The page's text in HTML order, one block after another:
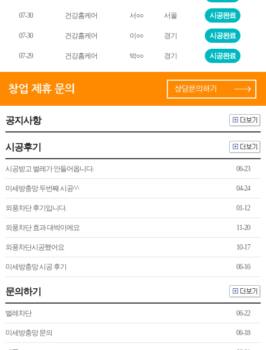
07-30 건강홈케어 서○○ 서울 시공완료
07-30 건강홈케어 이○○ 경기 시공완료
07-29 건강홈케어 박○○ 경기 시공완료
공지사항
시공후기
시공받고 벌레가 안들어옵니다. 06-23
미세방충망 두번째 시공^^ 04-24
외풍차단 후기입니다. 01-12
외풍차단 효과 대박이에요 11-20
외풍차단시공했어요 10-17
미세방충망 시공 후기 06-16
문의하기
벌레차단 06-22
미세방충망 문의 06-18